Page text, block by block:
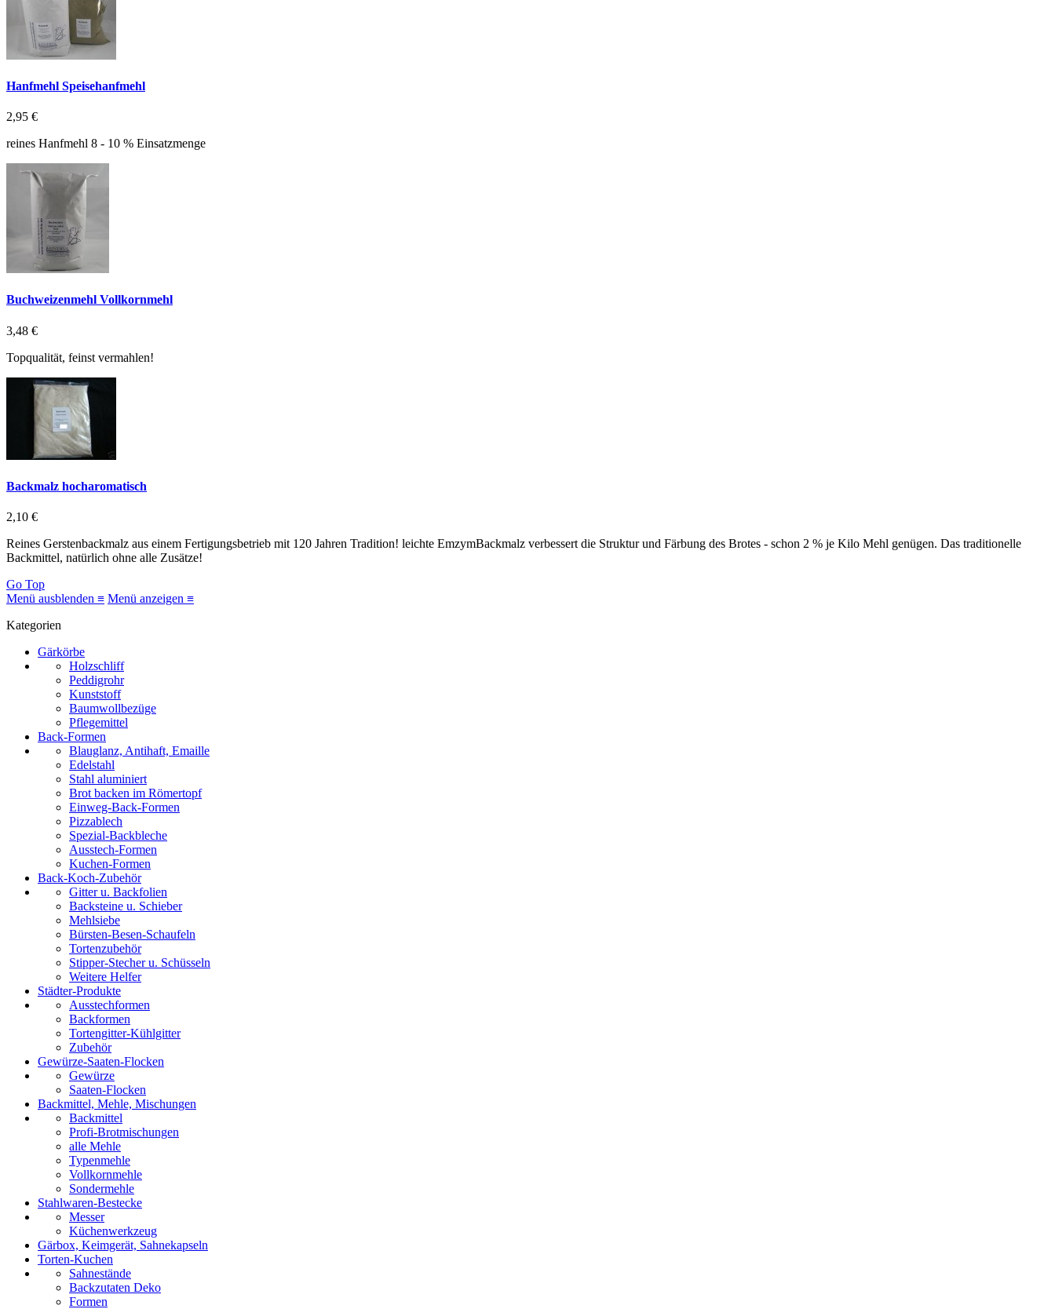
Hanfmehl Speisehanfmehl
2,95 €
reines Hanfmehl 8 - 10 % Einsatzmenge
Buchweizenmehl Vollkornmehl
3,48 €
Topqualität, feinst vermahlen!
Backmalz hocharomatisch
2,10 €
Reines Gerstenbackmalz aus einem Fertigungsbetrieb mit 120 Jahren Tradition! leichte EmzymBackmalz verbessert die Struktur und Färbung des Brotes - schon 2 % je Kilo Mehl genügen. Das traditionelle
Backmittel, natürlich ohne alle Zusätze!
Go Top
Menü ausblenden ≡ Menü anzeigen ≡
Kategorien
Gärkörbe
Holzschliff
Peddigrohr
Kunststoff
Baumwollbezüge
Pflegemittel
Back-Formen
Blauglanz, Antihaft, Emaille
Edelstahl
Stahl aluminiert
Brot backen im Römertopf
Einweg-Back-Formen
Pizzablech
Spezial-Backbleche
Ausstech-Formen
Kuchen-Formen
Back-Koch-Zubehör
Gitter u. Backfolien
Backsteine u. Schieber
Mehlsiebe
Bürsten-Besen-Schaufeln
Tortenzubehör
Stipper-Stecher u. Schüsseln
Weitere Helfer
Städter-Produkte
Ausstechformen
Backformen
Tortengitter-Kühlgitter
Zubehör
Gewürze-Saaten-Flocken
Gewürze
Saaten-Flocken
Backmittel, Mehle, Mischungen
Backmittel
Profi-Brotmischungen
alle Mehle
Typenmehle
Vollkornmehle
Sondermehle
Stahlwaren-Bestecke
Messer
Küchenwerkzeug
Gärbox, Keimgerät, Sahnekapseln
Torten-Kuchen
Sahnestände
Backzutaten Deko
Formen